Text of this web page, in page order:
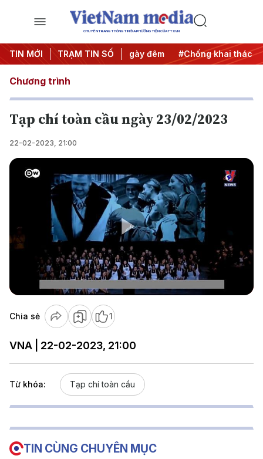
CHUYÊN TRANG THÔNG TIN ĐA PHƯƠNG TIỆN CỦA TTXVN
TIN MỚI TRẠM TIN SỐ
#Chiến dịch 500 ngày đêm #Chống khai thác IUU
Chương trình
Tạp chí toàn cầu ngày 23/02/2023
22-02-2023, 21:00
Play
Video
Chia sẻ 1
VNA | 22-02-2023, 21:00
Từ khóa: Tạp chí toàn cầu
TIN CÙNG CHUYÊN MỤC